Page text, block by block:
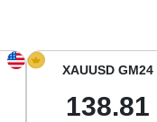
en Amérique du Sud
XAUUSD GM24
138.81